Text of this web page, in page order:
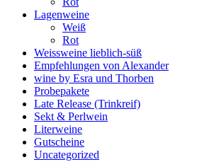
Lagenweine
Weiß
Rot
Weissweine lieblich-süß
Empfehlungen von Alexander
wine by Esra und Thorben
Probepakete
Late Release (Trinkreif)
Sekt & Perlwein
Literweine
Gutscheine
Uncategorized